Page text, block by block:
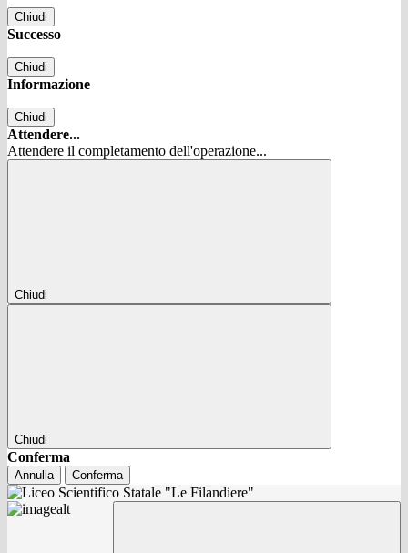
Chiudi
Successo
Chiudi
Informazione
Chiudi
Attendere...
Attendere il completamento dell'operazione...
Chiudi
Chiudi
Conferma
Annulla Conferma